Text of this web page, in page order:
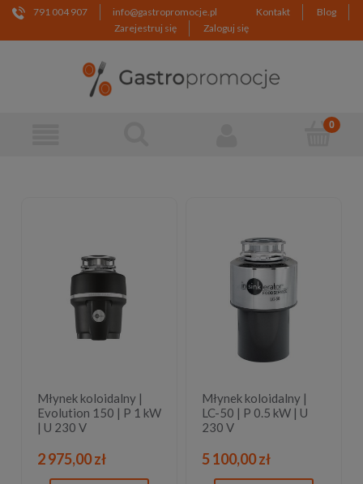
791 004 907 info@gastropromocje.pl Kontakt
Blog
Zarejestruj się
Zaloguj się
Młynek koloidalny |
Evolution 150 | P 1 kW
| U 230 V
2 975,00 zł
Młynek koloidalny |
LC-50 | P 0.5 kW | U
230 V
5 100,00 zł